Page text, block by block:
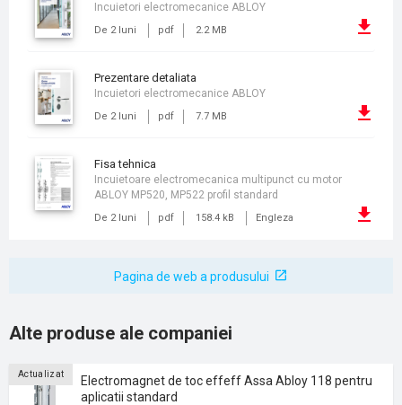
De 2 luni pdf 2.2 MB
Incuietori electromecanice ABLOY
prezentare detaliata
De 2 luni pdf 7.7 MB
Incuietori electromecanice ABLOY
fisa tehnica
De 2 luni pdf 158.4 kB Engleza
Incuietoare electromecanica multipunct cu motor
ABLOY MP520, MP522 profil standard
Pagina de web a produsului
Alte produse ale companiei
Actualizat
Electromagnet de toc effeff Assa Abloy 118 pentru
aplicatii standard